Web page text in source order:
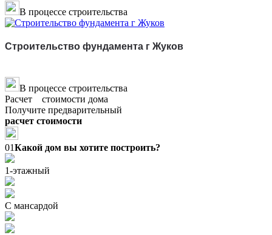
В процессе строительства
Строительство фундамента г Жуков
В процессе строительства
Расчет стоимости дома
Получите предварительный
расчет стоимости
01Какой дом вы хотите построить?
1-этажный
С мансардой